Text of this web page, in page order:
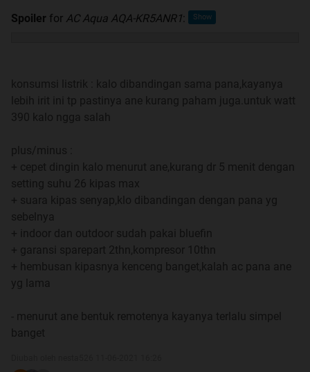
Quote:
Simak AC Terbaik dan Hemat Listrik di
Indonesia
https://www.kaskus.co.id/thread/5d88...k-di-indonesia
Quote:
Index Review AC (berdasarkan brand):
-
Panasonic
- Daikin
-Gree
LG
- Mitsubishi Heavy Industries
-Sharp
Spoiler for AC Aqua AQA-KR5ANR1:
konsumsi listrik : kalo dibandingan sama pana,kayanya
lebih irit ini tp pastinya ane kurang paham juga.untuk watt
390 kalo ngga salah
plus/minus :
+ cepet dingin kalo menurut ane,kurang dr 5 menit dengan
setting suhu 26 kipas max
+ suara kipas senyap,klo dibandingan dengan pana yg
sebelnya
+ indoor dan outdoor sudah pakai bluefin
+ garansi sparepart 2thn,kompresor 10thn
+ hembusan kipasnya kenceng banget,kalah ac pana ane
yg lama
- menurut ane bentuk remotenya kayanya terlalu simpel
banget